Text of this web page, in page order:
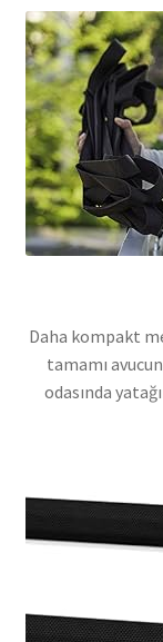
Daha kompakt
tamamı
odasında